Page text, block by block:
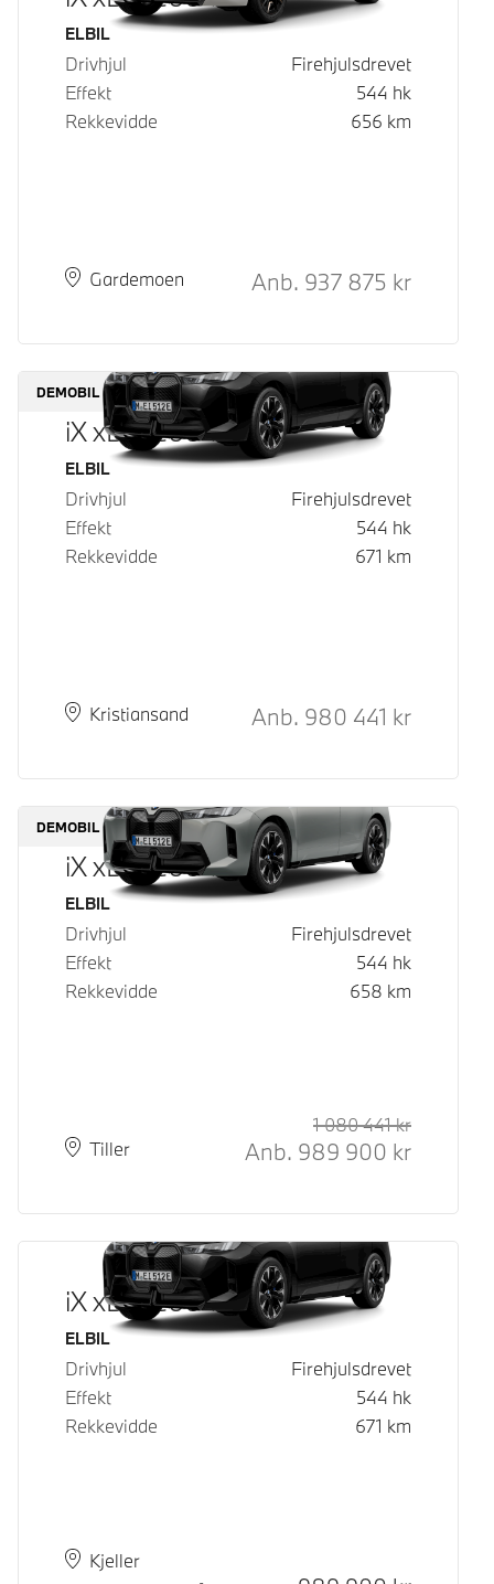
Drivstoff
ELBIL
Drivhjul
Firehjulsdrevet
Effekt
544 hk
Rekkevidde
656 km
PlassGardemoen
Leveringstid Kontantpris
Anb. 937 875 kr
DEMOBIL
iX xDrive60
Drivstoff
ELBIL
Drivhjul
Firehjulsdrevet
Effekt
544 hk
Rekkevidde
671 km
PlassKristiansand
Leveringstid Kontantpris
Anb. 980 441 kr
DEMOBIL
iX xDrive60
Drivstoff
ELBIL
Drivhjul
Firehjulsdrevet
Effekt
544 hk
Rekkevidde
658 km
PlassTiller
Leveringstid
1 080 441kr
Anb. 989 900 kr
iX xDrive60
Drivstoff
ELBIL
Drivhjul
Firehjulsdrevet
Effekt
544 hk
Rekkevidde
671 km
PlassKjeller
Leveringstid